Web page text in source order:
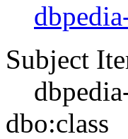
Subject
dbo:class